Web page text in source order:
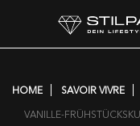
HOME SAVOIR VIVRE
VANILLE-